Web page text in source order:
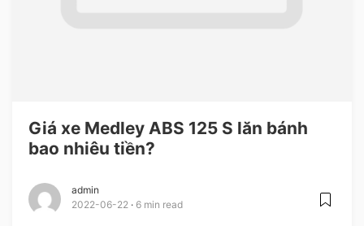
Giá xe Medley ABS 125 S lăn bánh
bao nhiêu tiền?
admin
2022-06-22
6 min read